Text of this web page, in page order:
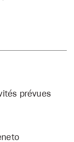
prévues